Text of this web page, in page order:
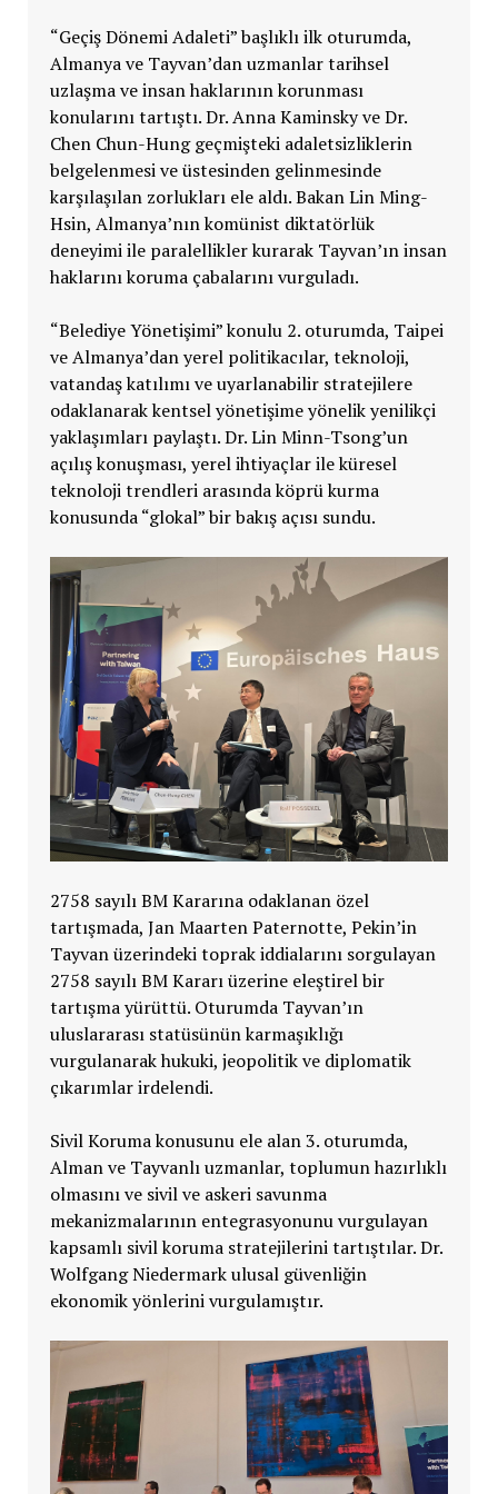
“Geçiş Dönemi Adaleti” başlıklı ilk oturumda,
Almanya ve Tayvan’dan uzmanlar tarihsel
uzlaşma ve insan haklarının korunması
konularını tartıştı. Dr. Anna Kaminsky ve Dr.
Chen Chun-Hung geçmişteki adaletsizliklerin
belgelenmesi ve üstesinden gelinmesinde
karşılaşılan zorlukları ele aldı. Bakan Lin Ming-
Hsin, Almanya’nın komünist diktatörlük
deneyimi ile paralellikler kurarak Tayvan’ın insan
haklarını koruma çabalarını vurguladı.
“Belediye Yönetişimi” konulu 2. oturumda, Taipei
ve Almanya’dan yerel politikacılar, teknoloji,
vatandaş katılımı ve uyarlanabilir stratejilere
odaklanarak kentsel yönetişime yönelik yenilikçi
yaklaşımları paylaştı. Dr. Lin Minn-Tsong’un
açılış konuşması, yerel ihtiyaçlar ile küresel
teknoloji trendleri arasında köprü kurma
konusunda “glokal” bir bakış açısı sundu.
2758 sayılı BM Kararına odaklanan özel
tartışmada, Jan Maarten Paternotte, Pekin’in
Tayvan üzerindeki toprak iddialarını sorgulayan
2758 sayılı BM Kararı üzerine eleştirel bir
tartışma yürüttü. Oturumda Tayvan’ın
uluslararası statüsünün karmaşıklığı
vurgulanarak hukuki, jeopolitik ve diplomatik
çıkarımlar irdelendi.
Sivil Koruma konusunu ele alan 3. oturumda,
Alman ve Tayvanlı uzmanlar, toplumun hazırlıklı
olmasını ve sivil ve askeri savunma
mekanizmalarının entegrasyonunu vurgulayan
kapsamlı sivil koruma stratejilerini tartıştılar. Dr.
Wolfgang Niedermark ulusal güvenliğin
ekonomik yönlerini vurgulamıştır.